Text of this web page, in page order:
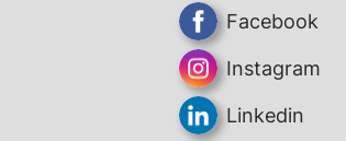
Facebook
Instagram
Linkedin